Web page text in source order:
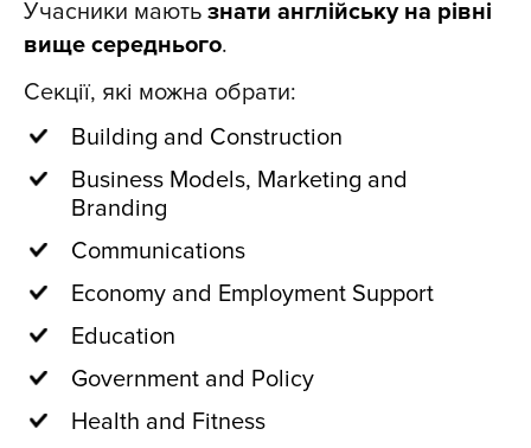
Учасники мають знати англійську на рівні
вище середнього.
Секції, які можна обрати:
Building and Construction
Business Models, Marketing and
Branding
Communications
Economy and Employment Support
Education
Government and Policy
Health and Fitness